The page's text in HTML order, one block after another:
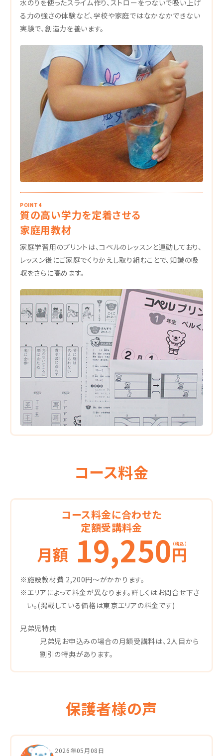
水のりを使ったスライム作り、ストローをつないで吸い上げ
る力の強さの体験など、学校や家庭ではなかなかできない
実験で、創造力を養います。
POINT4
質の高い学力を定着させる
家庭用教材
家庭学習用のプリントは、コペルのレッスンと連動しており、
レッスン後にご家庭でくりかえし取り組むことで、知識の吸
収をさらに高めます。
コース料金
コース料金に合わせた
定額受講料金
月額 19,250円
（税込）
※施設教材費 2,200円〜がかかります。
※エリアによって料金が異なります。詳しくはお問合せ下さ
い。(掲載している価格は東京エリアの料金です)
兄弟児特典
兄弟児お申込みの場合の月額受講料は、2人目から
割引の特典があります。
保護者様の声
2026年05月08日